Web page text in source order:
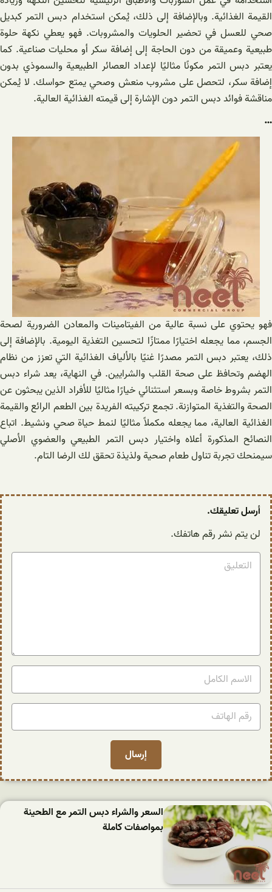
القيمة الغذائية. وبالإضافة إلى ذلك، يُمكن استخدام دبس التمر كبديل
صحي للعسل في تحضير الحلويات والمشروبات. فهو يعطي نكهة حلوة
طبيعية وعميقة من دون الحاجة إلى إضافة سكر أو محليات صناعية. كما
يعتبر دبس التمر مكونًا مثاليًا لإعداد العصائر الطبيعية والسموذي بدون
إضافة سكر، لتحصل على مشروب منعش وصحي يمتع حواسك. لا يُمكن
مناقشة فوائد دبس التمر دون الإشارة إلى قيمته الغذائية العالية.
…
فهو يحتوي على نسبة عالية من الفيتامينات والمعادن الضرورية لصحة
الجسم، مما يجعله اختيارًا ممتازًا لتحسين التغذية اليومية. بالإضافة إلى
ذلك، يعتبر دبس التمر مصدرًا غنيًا بالألياف الغذائية التي تعزز من نظام
الهضم وتحافظ على صحة القلب والشرايين. في النهاية، يعد شراء دبس
التمر بشروط خاصة وبسعر استثنائي خيارًا مثاليًا للأفراد الذين يبحثون عن
الصحة والتغذية المتوازنة. تجمع تركيبته الفريدة بين الطعم الرائع والقيمة
الغذائية العالية، مما يجعله مكملاً مثاليًا لنمط حياة صحي ونشيط. اتباع
النصائح المذكورة أعلاه واختيار دبس التمر الطبيعي والعضوي الأصلي
سيمنحك تجربة تناول طعام صحية ولذيذة تحقق لك الرضا التام.
أرسل تعليقك.
لن يتم نشر رقم هاتفك.
السعر والشراء دبس التمر مع الطحينة
بمواصفات كاملة